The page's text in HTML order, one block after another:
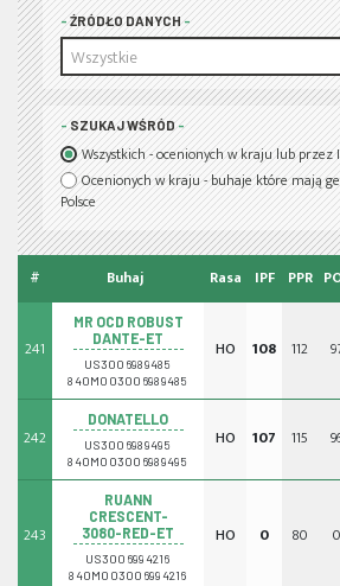
ŹRÓDŁO DANYCH
Wszystkie
SZUKAJ WŚRÓD
Wszystkich - ocenionych w kraju lub
Ocenionych w kraju - buhaje które mają
Polsce
# Buhaj Rasa IPF PPR
241
MR OCD ROBUST
DANTE-ET
US3006989485
840M003006989485
HO 108 112
242
DONATELLO
US3006989495
840M003006989495
HO 107 115
243
RUANN
CRESCENT-
3080-RED-ET
US3006994216
840M003006994216
HO 0 80 0